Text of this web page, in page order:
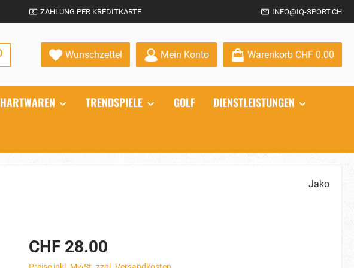
ZAHLUNG PER KREDITKARTE INFO@IQ-SPORT.CH
Wunschzettel Du hast 0 Produkte auf dem Merkzettel
Mein Konto Warenkorb CHF 0.00
HARTWAREN TRENDSPIELE GOLF DIENSTLEISTUNGEN
Jako
CHF 28.00